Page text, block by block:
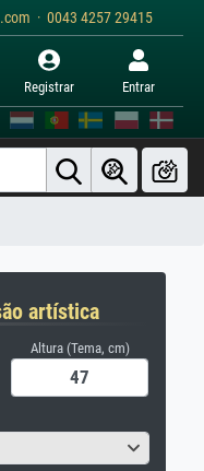
· 0043 4257 29415
Registrar Entrar
artística
Altura (Tema, cm)